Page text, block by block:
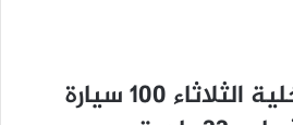
ﻭزعت وزاﺭﺓ ﺍﻟﺪﺍﺧﻠﻴﺔ ﺍﻟﺜﻼﺛﺎﺀ 100 ﺳﻴﺎﺭﺓ